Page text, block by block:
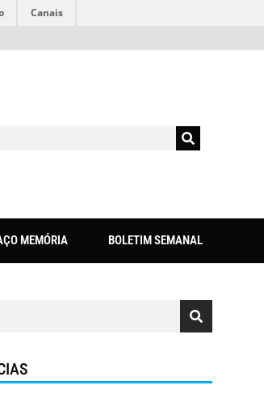
Canais
MEMÓRIA BOLETIM SEMANAL